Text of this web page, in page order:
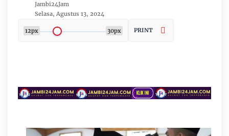
Jambi24Jam
Selasa, Agustus 13, 2024
12px 30px PRINT